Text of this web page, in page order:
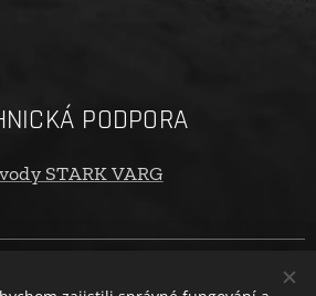
PODPORA
STARK VARG
| Ochrana osobních údajů